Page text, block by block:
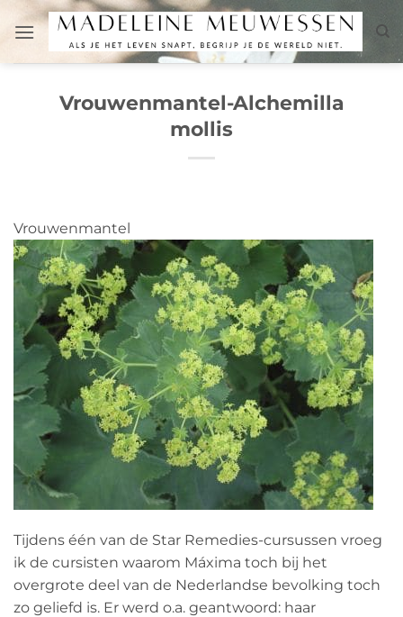
naar
inhoud
Vrouwenmantel-Alchemilla
mollis
Vrouwenmantel
Tijdens één van de Star Remedies-cursussen vroeg
ik de cursisten waarom Máxima toch bij het
overgrote deel van de Nederlandse bevolking toch
zo geliefd is. Er werd o.a. geantwoord: haar